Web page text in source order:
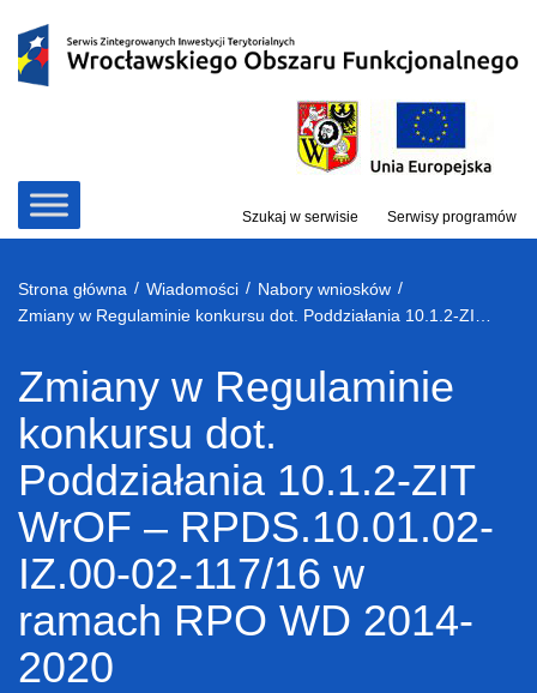
treści
Szukaj w serwisie Serwisy programów
Strona główna / Wiadomości / Nabory wniosków /
Zmiany w Regulaminie
konkursu dot.
Poddziałania 10.1.2-ZIT
WrOF – RPDS.10.01.02-
IZ.00-02-117/16 w
ramach RPO WD 2014-
2020